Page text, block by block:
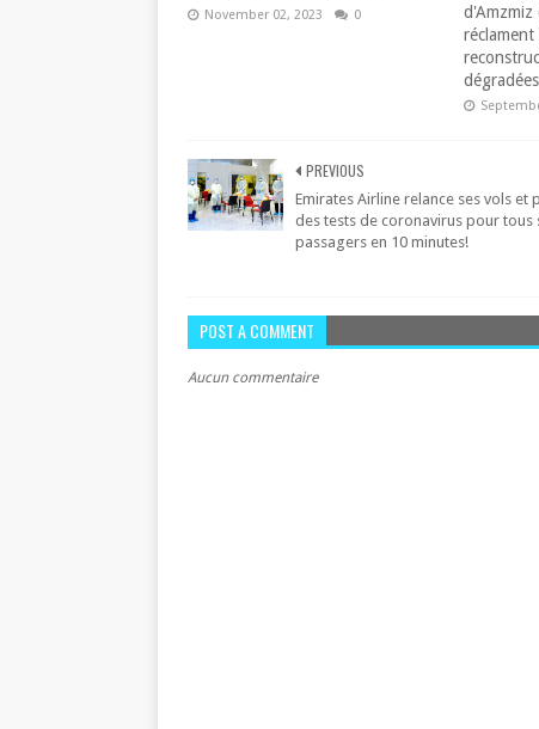
November 02, 2023 0
d'Amzmiz
réclament
PREVIOUS
Emirates Airline relance ses vols et
des tests de coronavirus pour tous
passagers en 10 minutes!
POST A COMMENT
Aucun commentaire